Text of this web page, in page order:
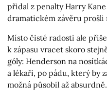
přidal z penalty Harry
dramatickém závěru prošli
Místo čisté radosti ale
k zápasu vracet skoro
góly: Henderson na
a lékaři, po pádu, který by
možná působil až